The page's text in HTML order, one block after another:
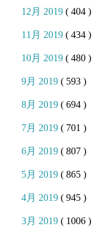
12月 2019( 404 )
11月 2019( 434 )
10月 2019( 480 )
9月 2019( 593 )
8月 2019( 694 )
7月 2019( 701 )
6月 2019( 807 )
5月 2019( 865 )
4月 2019( 945 )
3月 2019( 1006 )